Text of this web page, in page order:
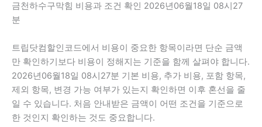
금천하수구막힘 비용과 조건 확인 2026년06월18일 08시27
분
트립닷컴할인코드에서 비용이 중요한 항목이라면 단순 금액
만 확인하기보다 비용이 정해지는 기준을 함께 살펴야 합니다.
2026년06월18일 08시27분 기본 비용, 추가 비용, 포함 항목,
제외 항목, 변경 가능 여부가 있는지 확인하면 이후 혼선을 줄
일 수 있습니다. 처음 안내받은 금액이 어떤 조건을 기준으로
한 것인지 확인하는 것도 중요합니다.